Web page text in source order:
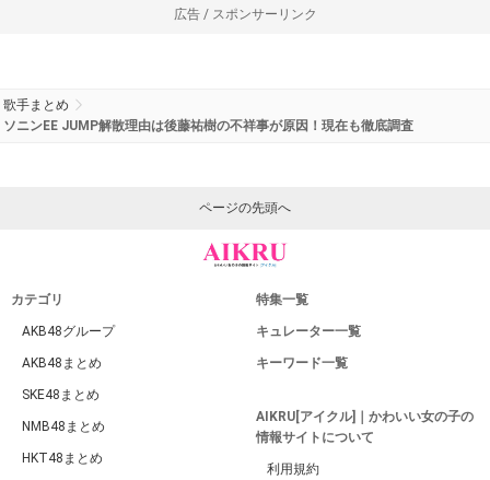
広告 / スポンサーリンク
歌手まとめ
ソニンEE JUMP解散理由は後藤祐樹の不祥事が原因！現在も徹底調査
ページの先頭へ
カテゴリ
AKB48グループ
AKB48まとめ
SKE48まとめ
NMB48まとめ
HKT48まとめ
特集一覧
キュレーター一覧
キーワード一覧
AIKRU[アイクル]｜かわいい女の子の
情報サイトについて
利用規約